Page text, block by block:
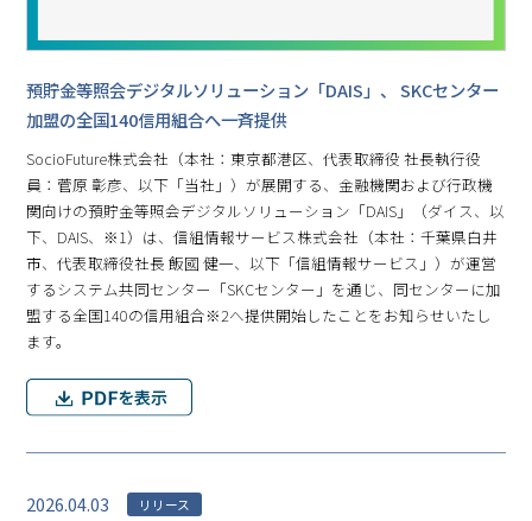
預貯金等照会デジタルソリューション「DAIS」、 SKCセンター
加盟の全国140信用組合へ一斉提供
SocioFuture株式会社（本社：東京都港区、代表取締役 社長執行役
員：菅原 彰彦、以下「当社」）が展開する、金融機関および行政機
関向けの預貯金等照会デジタルソリューション「DAIS」（ダイス、以
下、DAIS、※1）は、信組情報サービス株式会社（本社：千葉県白井
市、代表取締役社長 飯國 健一、以下「信組情報サービス」）が運営
するシステム共同センター「SKCセンター」を通じ、同センターに加
盟する全国140の信用組合※2へ提供開始したことをお知らせいたし
ます。
2026.04.03 リリース